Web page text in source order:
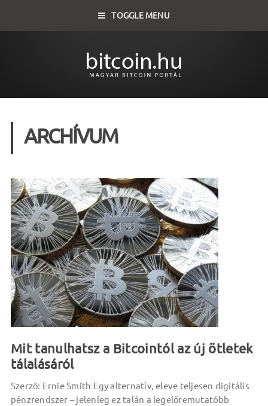
TOGGLE MENU
ARCHÍVUM
Mit tanulhatsz a Bitcointól az új ötletek
tálalásáról
Szerző: Ernie Smith Egy alternatív, eleve teljesen digitális
pénzrendszer – jelenleg ez talán a legelőremutatóbb